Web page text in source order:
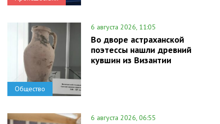
Общество
6 августа 2026, 11:05
Во дворе астраханской
поэтессы нашли древний
кувшин из Византии
6 августа 2026, 06:55